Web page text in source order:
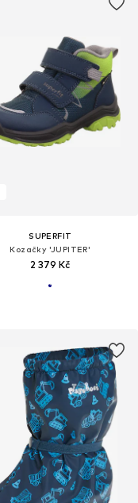
SUPERFIT
Kozačky 'JUPITER'
2 379 Kč